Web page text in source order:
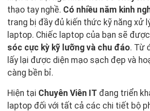
thạo tay nghề. Có nhiều năm kinh
trang bị đầy đủ kiến thức kỹ năng xử
laptop. Chiếc laptop của bạn sẽ được
sóc cực kỳ kỹ lưỡng và chu đáo. Từ
lấy lại được diện mạo sạch đẹp và
càng bền bỉ.
Hiện tại Chuyên Viên IT đang triển
laptop đối với tất cả các chi tiết bộ